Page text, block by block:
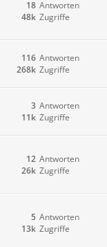
Antworten
18
Zugriffe
48k
Antworten
116
Zugriffe
268k
Antworten
3
Zugriffe
11k
Antworten
12
Zugriffe
26k
Antworten
5
Zugriffe
13k